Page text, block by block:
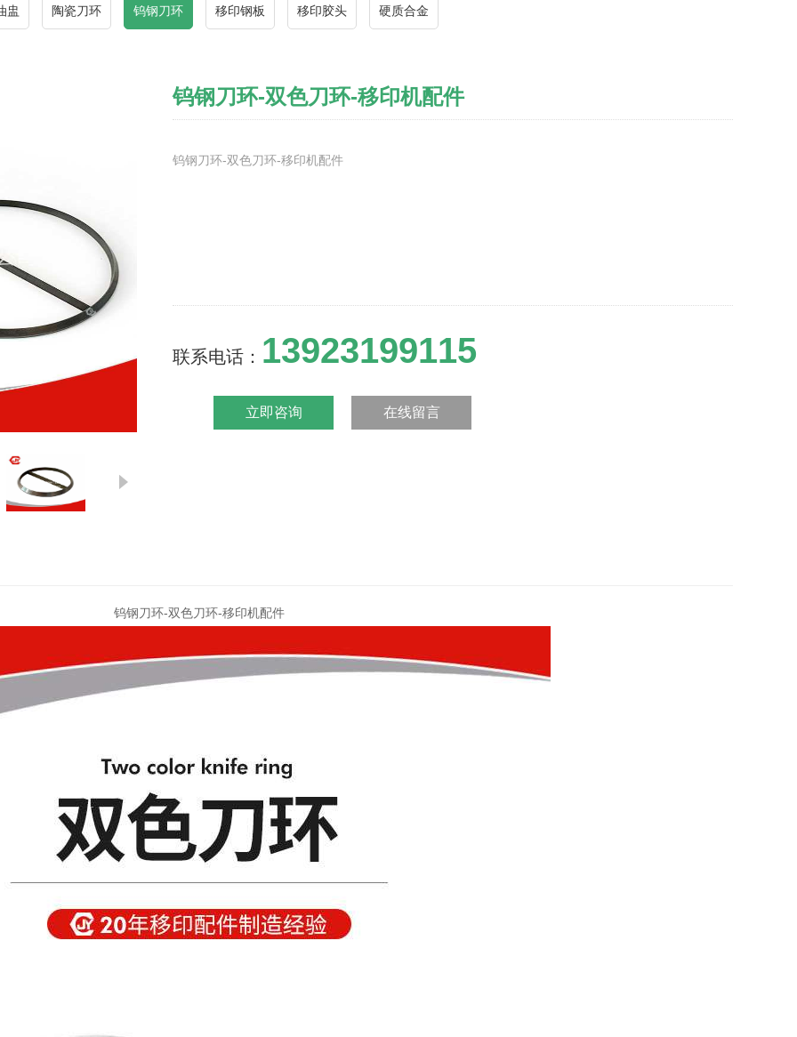
盅 陶瓷刀环 钨钢刀环 移印钢板 移印胶头 硬质合金
钨钢刀环-双色刀环-移印机配件
钨钢刀环-双色刀环-移印机配件
联系电话： 13923199115
立即咨询 在线留言
钨钢刀环-双色刀环-移印机配件